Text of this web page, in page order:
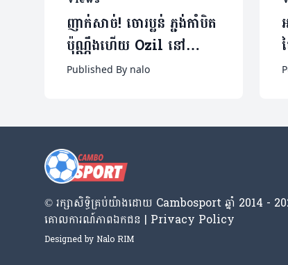
ញាក់សាច់! ចោរប្លន់ ភ្ជង់កាំបិត
ប៉ុណ្ណឹងហើយ Ozil នៅ
ហ៊ានបើកទ្វារឡានធ្វើព្រងើយ
Published By nalo
© រក្សា​សិទ្ធិ​គ្រប់​យ៉ាង​ដោយ​ Cambosport ឆ្នាំ 2014 -
គោលការណ៍​ភាព​ឯកជន | Privacy Policy
Designed by Nalo RIM